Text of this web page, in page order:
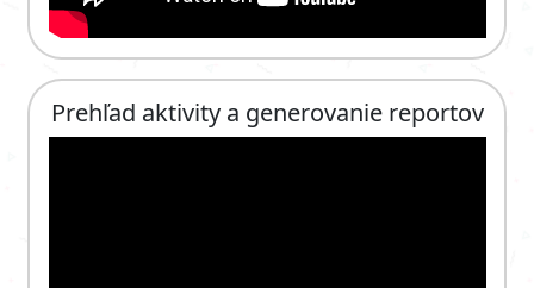
Prehľad aktivity a generovanie reportov